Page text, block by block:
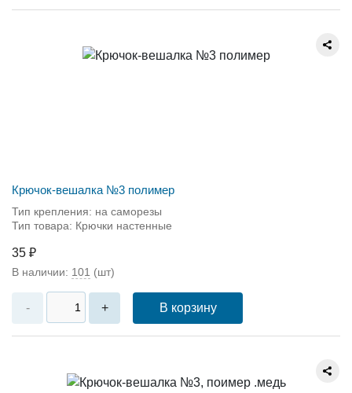
Крючок-вешалка №3 полимер
Тип крепления: на саморезы
Тип товара: Крючки настенные
35 ₽
В наличии: 101 (шт)
- + В корзину